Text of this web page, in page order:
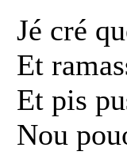
Jé cré
Et
Et pis
Nou